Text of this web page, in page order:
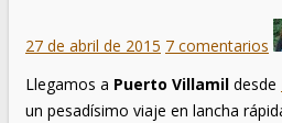
27 de abril de 2015 7 comentarios
Llegamos a Puerto Villamil desde
un pesadísimo viaje en lancha